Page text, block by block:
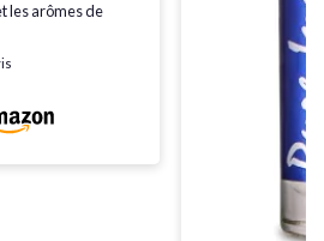
lesarômes de